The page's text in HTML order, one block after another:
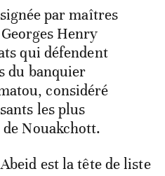
par maîtres
Henry
qui défendent
du banquier
considéré
les plus
Nouakchott.
est la tête de liste